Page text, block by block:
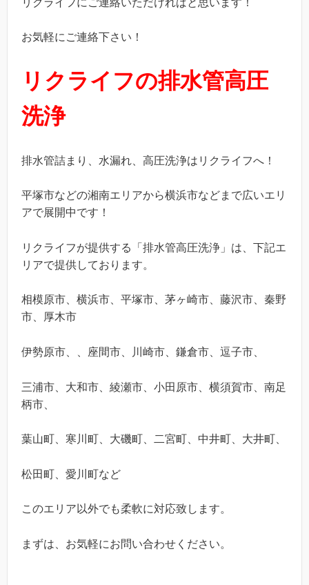
お気軽にご連絡下さい！
リクライフの排水管高圧
洗浄
排水管詰まり、水漏れ、高圧洗浄はリクライフへ！
平塚市などの湘南エリアから横浜市などまで広いエリ
アで展開中です！
リクライフが提供する「排水管高圧洗浄」は、下記エ
リアで提供しております。
相模原市、横浜市、平塚市、茅ヶ崎市、藤沢市、秦野
市、厚木市
伊勢原市、、座間市、川崎市、鎌倉市、逗子市、
三浦市、大和市、綾瀬市、小田原市、横須賀市、南足
柄市、
葉山町、寒川町、大磯町、二宮町、中井町、大井町、
松田町、愛川町など
このエリア以外でも柔軟に対応致します。
まずは、お気軽にお問い合わせください。